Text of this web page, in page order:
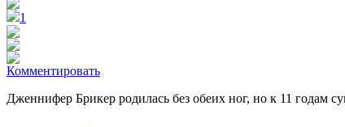
1
Комментировать
Дженнифер Брикер родилась без обеих ног, но к 11 годам